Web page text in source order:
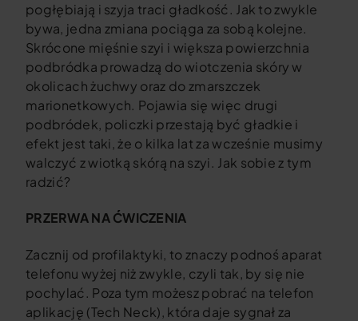
pogłębiają i szyja traci gładkość. Jak to zwykle
bywa, jedna zmiana pociąga za sobą kolejne.
Skrócone mięśnie szyi i większa powierzchnia
podbródka prowadzą do wiotczenia skóry w
okolicach żuchwy oraz do zmarszczek
marionetkowych. Pojawia się więc drugi
podbródek, policzki przestają być gładkie i
efekt jest taki, że o kilka lat za wcześnie musimy
walczyć z wiotką skórą na szyi. Jak sobie z tym
radzić?
PRZERWA NA ĆWICZENIA
Zacznij od profilaktyki, to znaczy podnoś aparat
telefonu wyżej niż zwykle, czyli tak, by się nie
pochylać. Poza tym możesz pobrać na telefon
aplikację (Tech Neck), która daje sygnał za